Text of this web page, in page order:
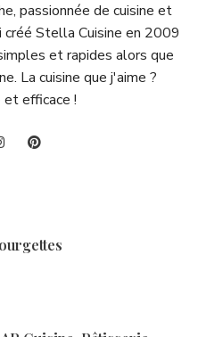
passionnée de cuisine et
créé Stella Cuisine en 2009
et rapides alors que
La cuisine que j'aime ?
efficace !